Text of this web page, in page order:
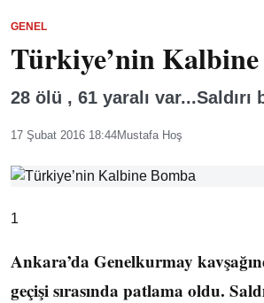
GENEL
Türkiye’nin
28 ölü , 61 yaralı var...Saldırı
17 Şubat 2016 18:44Mustafa Hoş
1
Ankara’da Genelkurmay
geçişi sırasında patlama oldu.